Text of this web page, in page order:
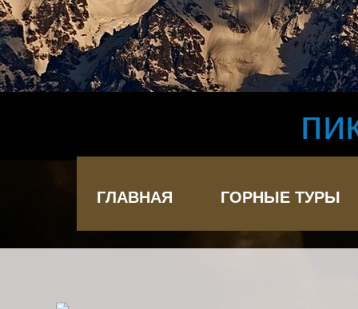
ГЛАВНАЯ ГОРНЫЕ ТУРЫ